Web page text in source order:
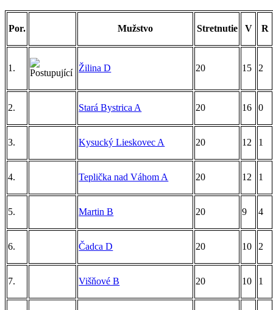
Por. Mužstvo Stretnutie V R
1. Žilina D 20 15 2
2. Stará Bystrica A 20 16 0
3. Kysucký Lieskovec A 20 12 1
4. Teplička nad Váhom A 20 12 1
5. Martin B 20 9 4
6. Čadca D 20 10 2
7. Višňové B 20 10 1